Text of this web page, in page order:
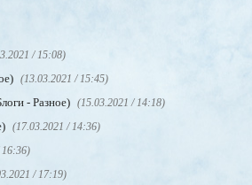
/ 15:08)
(13.03.2021 / 15:45)
- Разное) (15.03.2021 / 14:18)
(17.03.2021 / 14:36)
16:36)
/ 17:19)